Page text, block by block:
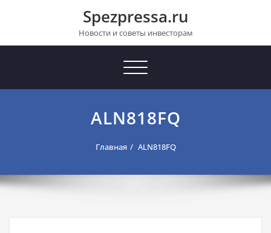
Spezpressa.ru
Новости и советы инвесторам
Toggle
ALN818FQ
Главная ALN818FQ